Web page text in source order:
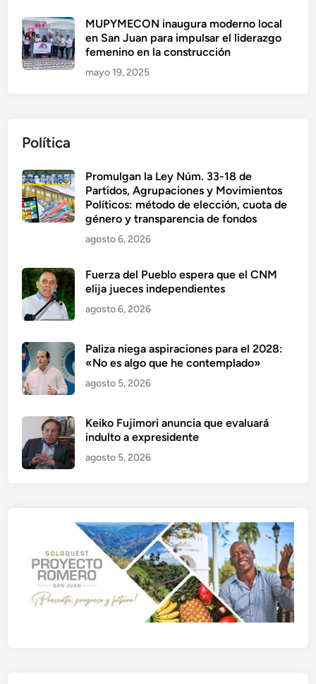
MUPYMECON inaugura moderno local
en San Juan para impulsar el liderazgo
femenino en la construcción
mayo 19, 2025
Política
Promulgan la Ley Núm. 33-18 de
Partidos, Agrupaciones y Movimientos
Políticos: método de elección, cuota de
género y transparencia de fondos
agosto 6, 2026
Fuerza del Pueblo espera que el CNM
elija jueces independientes
agosto 6, 2026
Paliza niega aspiraciones para el 2028:
«No es algo que he contemplado»
agosto 5, 2026
Keiko Fujimori anuncia que evaluará
indulto a expresidente
agosto 5, 2026